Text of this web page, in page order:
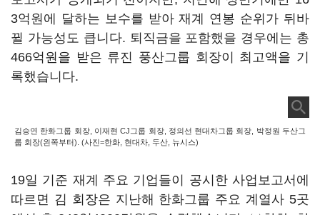
3억원에 달하는 보수를 받아 재계 연봉 순위가 뒤바
뀔 가능성도 큽니다. 퇴직금을 포함했을 경우에는 총
466억원을 받은 류진 풍산그룹 회장이 최고액을 기
록했습니다.
김승연 한화그룹 회장, 이재현 CJ그룹 회장, 정의선 현대차그룹 회장, 박정원 두산그
룹 회장(왼쪽부터). (사진=한화, 현대차, 두산, 뉴시스)
19일 기준 재계 주요 기업들이 공시한 사업보고서에
따르면 김 회장은 지난해 한화그룹 주요 계열사 5곳